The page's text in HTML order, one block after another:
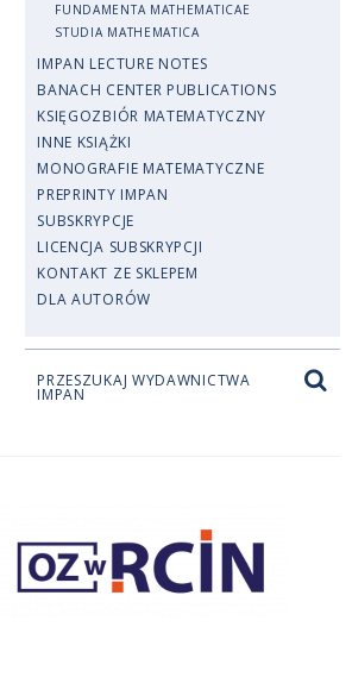
FUNDAMENTA MATHEMATICAE
STUDIA MATHEMATICA
IMPAN LECTURE NOTES
BANACH CENTER PUBLICATIONS
KSIĘGOZBIÓR MATEMATYCZNY
INNE KSIĄŻKI
MONOGRAFIE MATEMATYCZNE
PREPRINTY IMPAN
SUBSKRYPCJE
LICENCJA SUBSKRYPCJI
KONTAKT ZE SKLEPEM
DLA AUTORÓW
PRZESZUKAJ WYDAWNICTWA
IMPAN